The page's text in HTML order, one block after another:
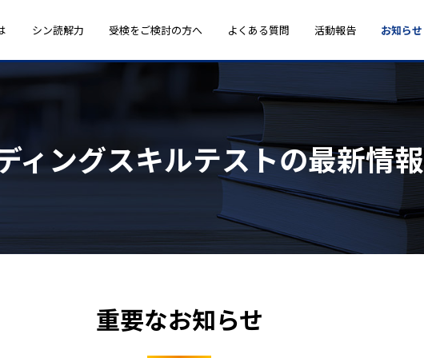
シン読解力 受検をご検討の方へ よくある質問 活動報告 お知らせ
ィングスキルテストの最新情報
重要なお知らせ